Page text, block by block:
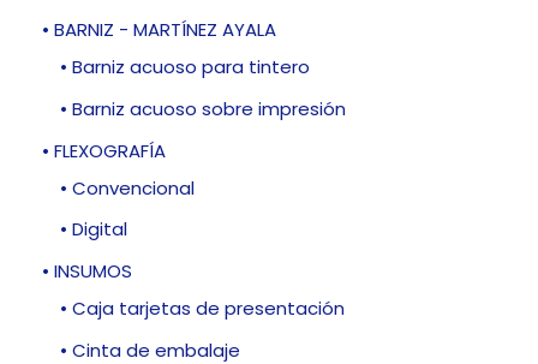
• BARNIZ - MARTÍNEZ AYALA
• Barniz acuoso para tintero
• Barniz acuoso sobre impresión
• FLEXOGRAFÍA
• Convencional
• Digital
• INSUMOS
• Caja tarjetas de presentación
• Cinta de embalaje